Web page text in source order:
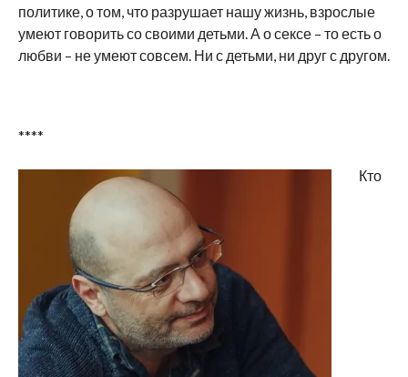
политике, о том, что разрушает нашу жизнь, взрослые
умеют говорить со своими детьми. А о сексе – то есть о
любви – не умеют совсем. Ни с детьми, ни друг с другом.
****
Кто